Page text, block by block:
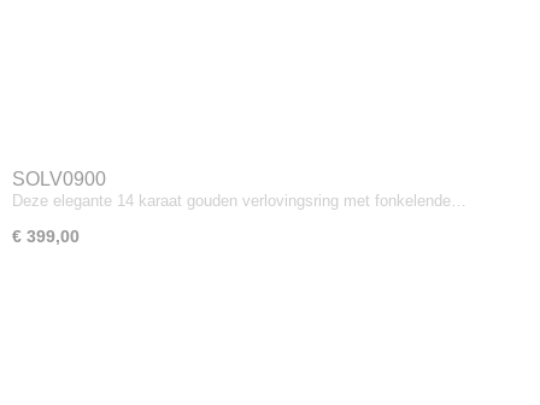
SOLV0900
Deze elegante 14 karaat gouden verlovingsring met fonkelende…
€ 399,00